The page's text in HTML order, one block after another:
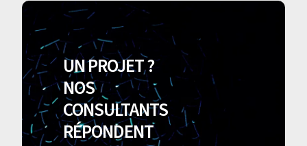
UN PROJET ?
NOS
CONSULTANTS
RÉPONDENT